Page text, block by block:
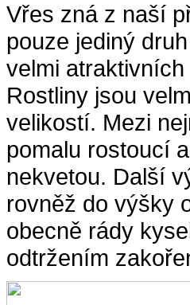
Vřes zná z naší
pouze jediný druh
velmi
Rostliny jsou
velikostí. Mezi
pomalu rostoucí
nekvetou. Další
rovněž do výšky
obecně rády
odtržením